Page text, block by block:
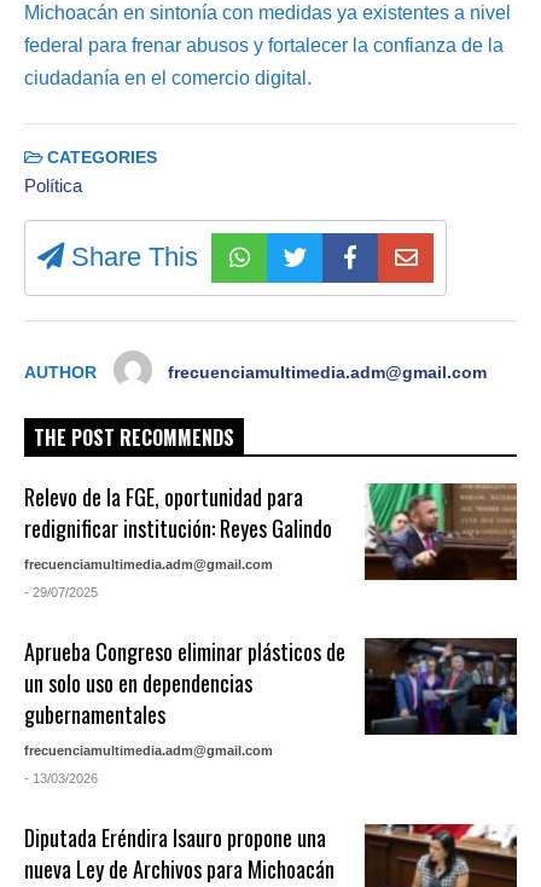
Michoacán en sintonía con medidas ya existentes a nivel
federal para frenar abusos y fortalecer la confianza de la
ciudadanía en el comercio digital.
CATEGORIES
Política
Share This
AUTHOR frecuenciamultimedia.adm@gmail.com
THE POST RECOMMENDS
Relevo de la FGE, oportunidad para
redignificar institución: Reyes Galindo
frecuenciamultimedia.adm@gmail.com
- 29/07/2025
Aprueba Congreso eliminar plásticos de
un solo uso en dependencias
gubernamentales
frecuenciamultimedia.adm@gmail.com
- 13/03/2026
Diputada Eréndira Isauro propone una
nueva Ley de Archivos para Michoacán